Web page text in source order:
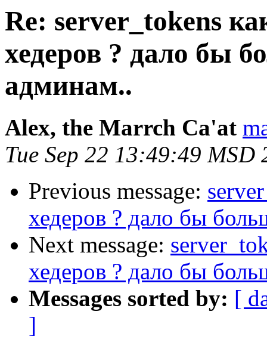
Re: server_tokens
хедеров ? дало бы
админам..
Alex, the Marrch Ca'at
Tue Sep 22 13:49:49 MSD
Previous message:
хедеров ? дало бы
Next message:
хедеров ? дало бы
Messages sorted by: [
]